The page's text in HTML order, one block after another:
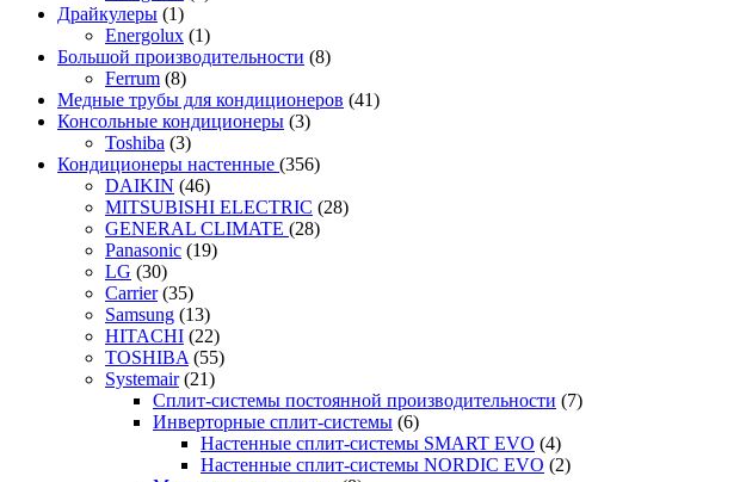
Драйкулеры (1)
Energolux (1)
Большой производительности (8)
Ferrum (8)
Медные трубы для кондиционеров (41)
Консольные кондиционеры (3)
Toshiba (3)
Кондиционеры настенные (356)
DAIKIN (46)
MITSUBISHI ELECTRIC (28)
GENERAL CLIMATE (28)
Panasonic (19)
LG (30)
Carrier (35)
Samsung (13)
HITACHI (22)
TOSHIBA (55)
Systemair (21)
Сплит-системы постоянной производительности (7)
Инверторные сплит-системы (6)
Настенные сплит-системы SMART EVO (4)
Настенные сплит-системы NORDIC EVO (2)